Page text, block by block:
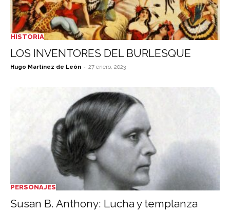
HISTORIA
LOS INVENTORES DEL BURLESQUE
Hugo Martínez de León - 27 enero, 2023
PERSONAJES
Susan B. Anthony: Lucha y templanza